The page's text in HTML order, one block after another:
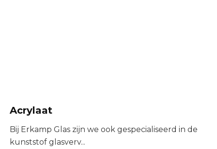
Acrylaat
Bij Erkamp Glas zijn we ook gespecialiseerd in de
kunststof glasverv...